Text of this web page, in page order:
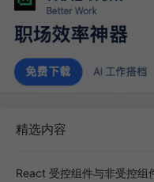
精选内容
React 受控组件与非受控组